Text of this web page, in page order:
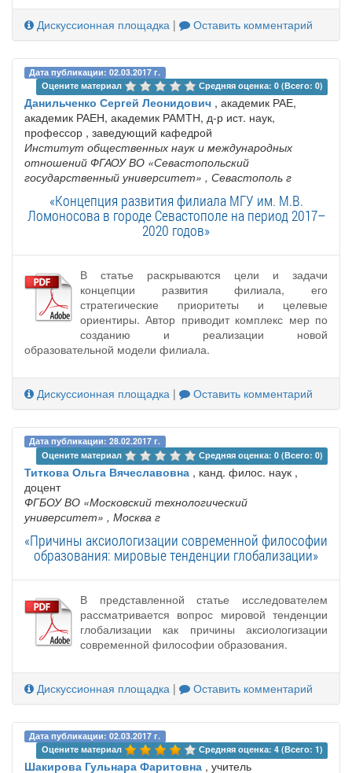
Дискуссионная площадка | Оставить комментарий
Дата публикации: 02.03.2017 г.
Оцените материал
Средняя оценка: 0 (Всего: 0)
Данильченко Сергей Леонидович , академик РАЕ,
академик РАЕН, академик РАМТН, д-р ист. наук,
профессор , заведующий кафедрой
Институт общественных наук и международных
отношений ФГАОУ ВО «Севастопольский
государственный университет» , Севастополь г
«Концепция развития филиала МГУ им. М.В.
Ломоносова в городе Севастополе на период 2017–
2020 годов»
В статье раскрываются цели и задачи
концепции развития филиала, его
стратегические приоритеты и целевые
ориентиры. Автор приводит комплекс мер по
созданию и реализации новой
образовательной модели филиала.
Дискуссионная площадка | Оставить комментарий
Дата публикации: 28.02.2017 г.
Оцените материал
Средняя оценка: 0 (Всего: 0)
Титкова Ольга Вячеславовна , канд. филос. наук ,
доцент
ФГБОУ ВО «Московский технологический
университет» , Москва г
«Причины аксиологизации современной философии
образования: мировые тенденции глобализации»
В представленной статье исследователем
рассматривается вопрос мировой тенденции
глобализации как причины аксиологизации
современной философии образования.
Дискуссионная площадка | Оставить комментарий
Дата публикации: 02.03.2017 г.
Оцените материал
Средняя оценка: 4 (Всего: 1)
Шакирова Гульнара Фаритовна , учитель